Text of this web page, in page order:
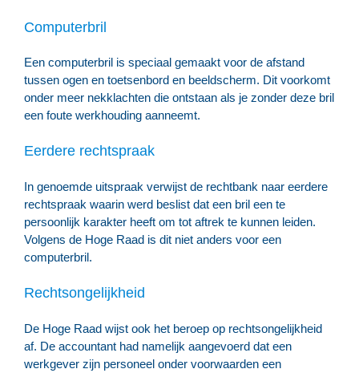
Computerbril
Een computerbril is speciaal gemaakt voor de afstand
tussen ogen en toetsenbord en beeldscherm. Dit voorkomt
onder meer nekklachten die ontstaan als je zonder deze bril
een foute werkhouding aanneemt.
Eerdere rechtspraak
In genoemde uitspraak verwijst de rechtbank naar eerdere
rechtspraak waarin werd beslist dat een bril een te
persoonlijk karakter heeft om tot aftrek te kunnen leiden.
Volgens de Hoge Raad is dit niet anders voor een
computerbril.
Rechtsongelijkheid
De Hoge Raad wijst ook het beroep op rechtsongelijkheid
af. De accountant had namelijk aangevoerd dat een
werkgever zijn personeel onder voorwaarden een